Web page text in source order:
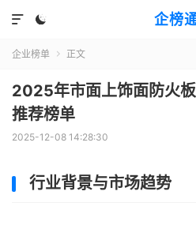
企榜


企业榜单  正文
2025年市面上饰面防火
推荐榜单
2025-12-08 14:28:30
行业背景与市场趋势